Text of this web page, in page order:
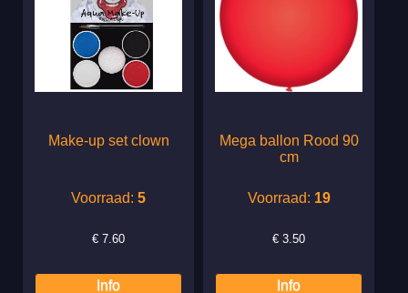
Make-up set clown
Voorraad:5
€7.60
Mega ballon Rood 90
cm
Voorraad: 19
€3.50